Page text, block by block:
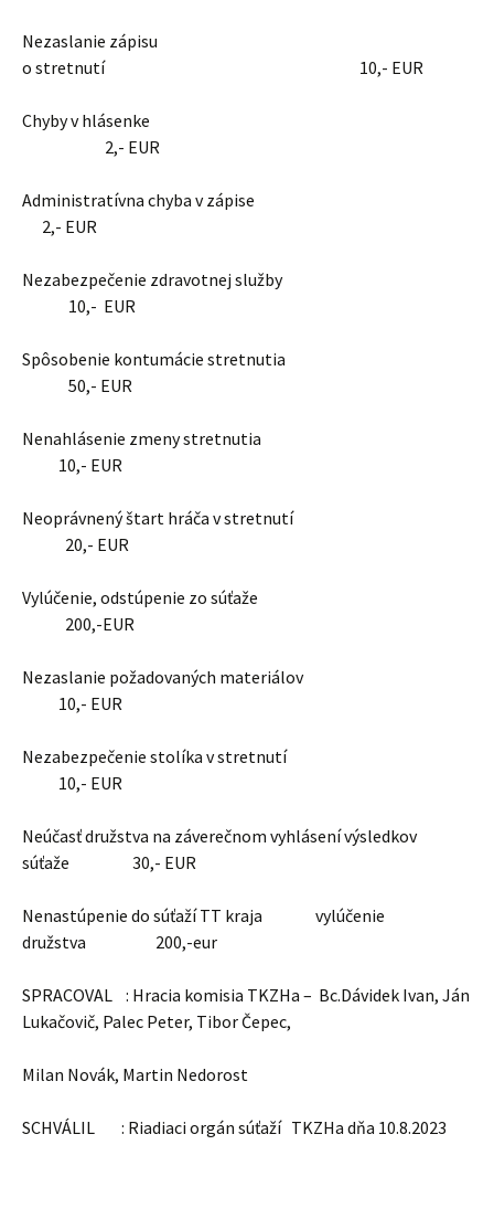
Nezaslanie zápisu
o stretnutí 10,- EUR
Chyby v hlásenke
2,- EUR
Administratívna chyba v zápise
2,- EUR
Nezabezpečenie zdravotnej služby
10,- EUR
Spôsobenie kontumácie stretnutia
50,- EUR
Nenahlásenie zmeny stretnutia
10,- EUR
Neoprávnený štart hráča v stretnutí
20,- EUR
Vylúčenie, odstúpenie zo súťaže
200,-EUR
Nezaslanie požadovaných materiálov
10,- EUR
Nezabezpečenie stolíka v stretnutí
10,- EUR
Neúčasť družstva na záverečnom vyhlásení výsledkov
súťaže 30,- EUR
Nenastúpenie do súťaží TT kraja vylúčenie
družstva 200,-eur
SPRACOVAL : Hracia komisia TKZHa – Bc.Dávidek Ivan, Ján
Lukačovič, Palec Peter, Tibor Čepec,
Milan Novák, Martin Nedorost
SCHVÁLIL : Riadiaci orgán súťaží TKZHa dňa 10.8.2023